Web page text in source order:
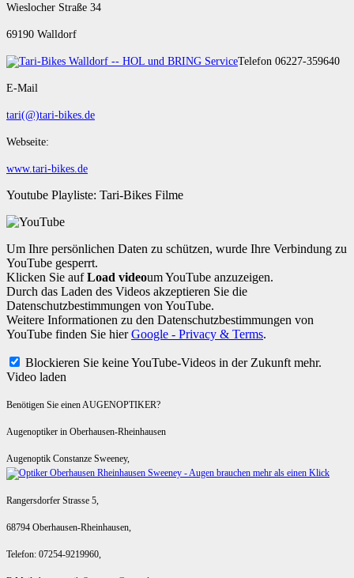
Wieslocher Straße 34
69190 Walldorf
Telefon 06227-359640
E-Mail
tari(@)tari-bikes.de
Webseite:
www.tari-bikes.de
Youtube Playliste: Tari-Bikes Filme
Um Ihre persönlichen Daten zu schützen, wurde Ihre Verbindung zu
YouTube gesperrt.
Klicken Sie aufLoad videoum YouTube anzuzeigen.
Durch das Laden des Videos akzeptieren Sie die
Datenschutzbestimmungen von YouTube.
Weitere Informationen zu den Datenschutzbestimmungen von
YouTube finden Sie hierGoogle - Privacy & Terms.
Blockieren Sie keine YouTube-Videos in der Zukunft mehr.
Video laden
Benötigen Sie einen AUGENOPTIKER?
Augenoptiker in Oberhausen-Rheinhausen
Augenoptik Constanze Sweeney,
Rangersdorfer Strasse 5,
68794 Oberhausen-Rheinhausen,
Telefon: 07254-9219960,